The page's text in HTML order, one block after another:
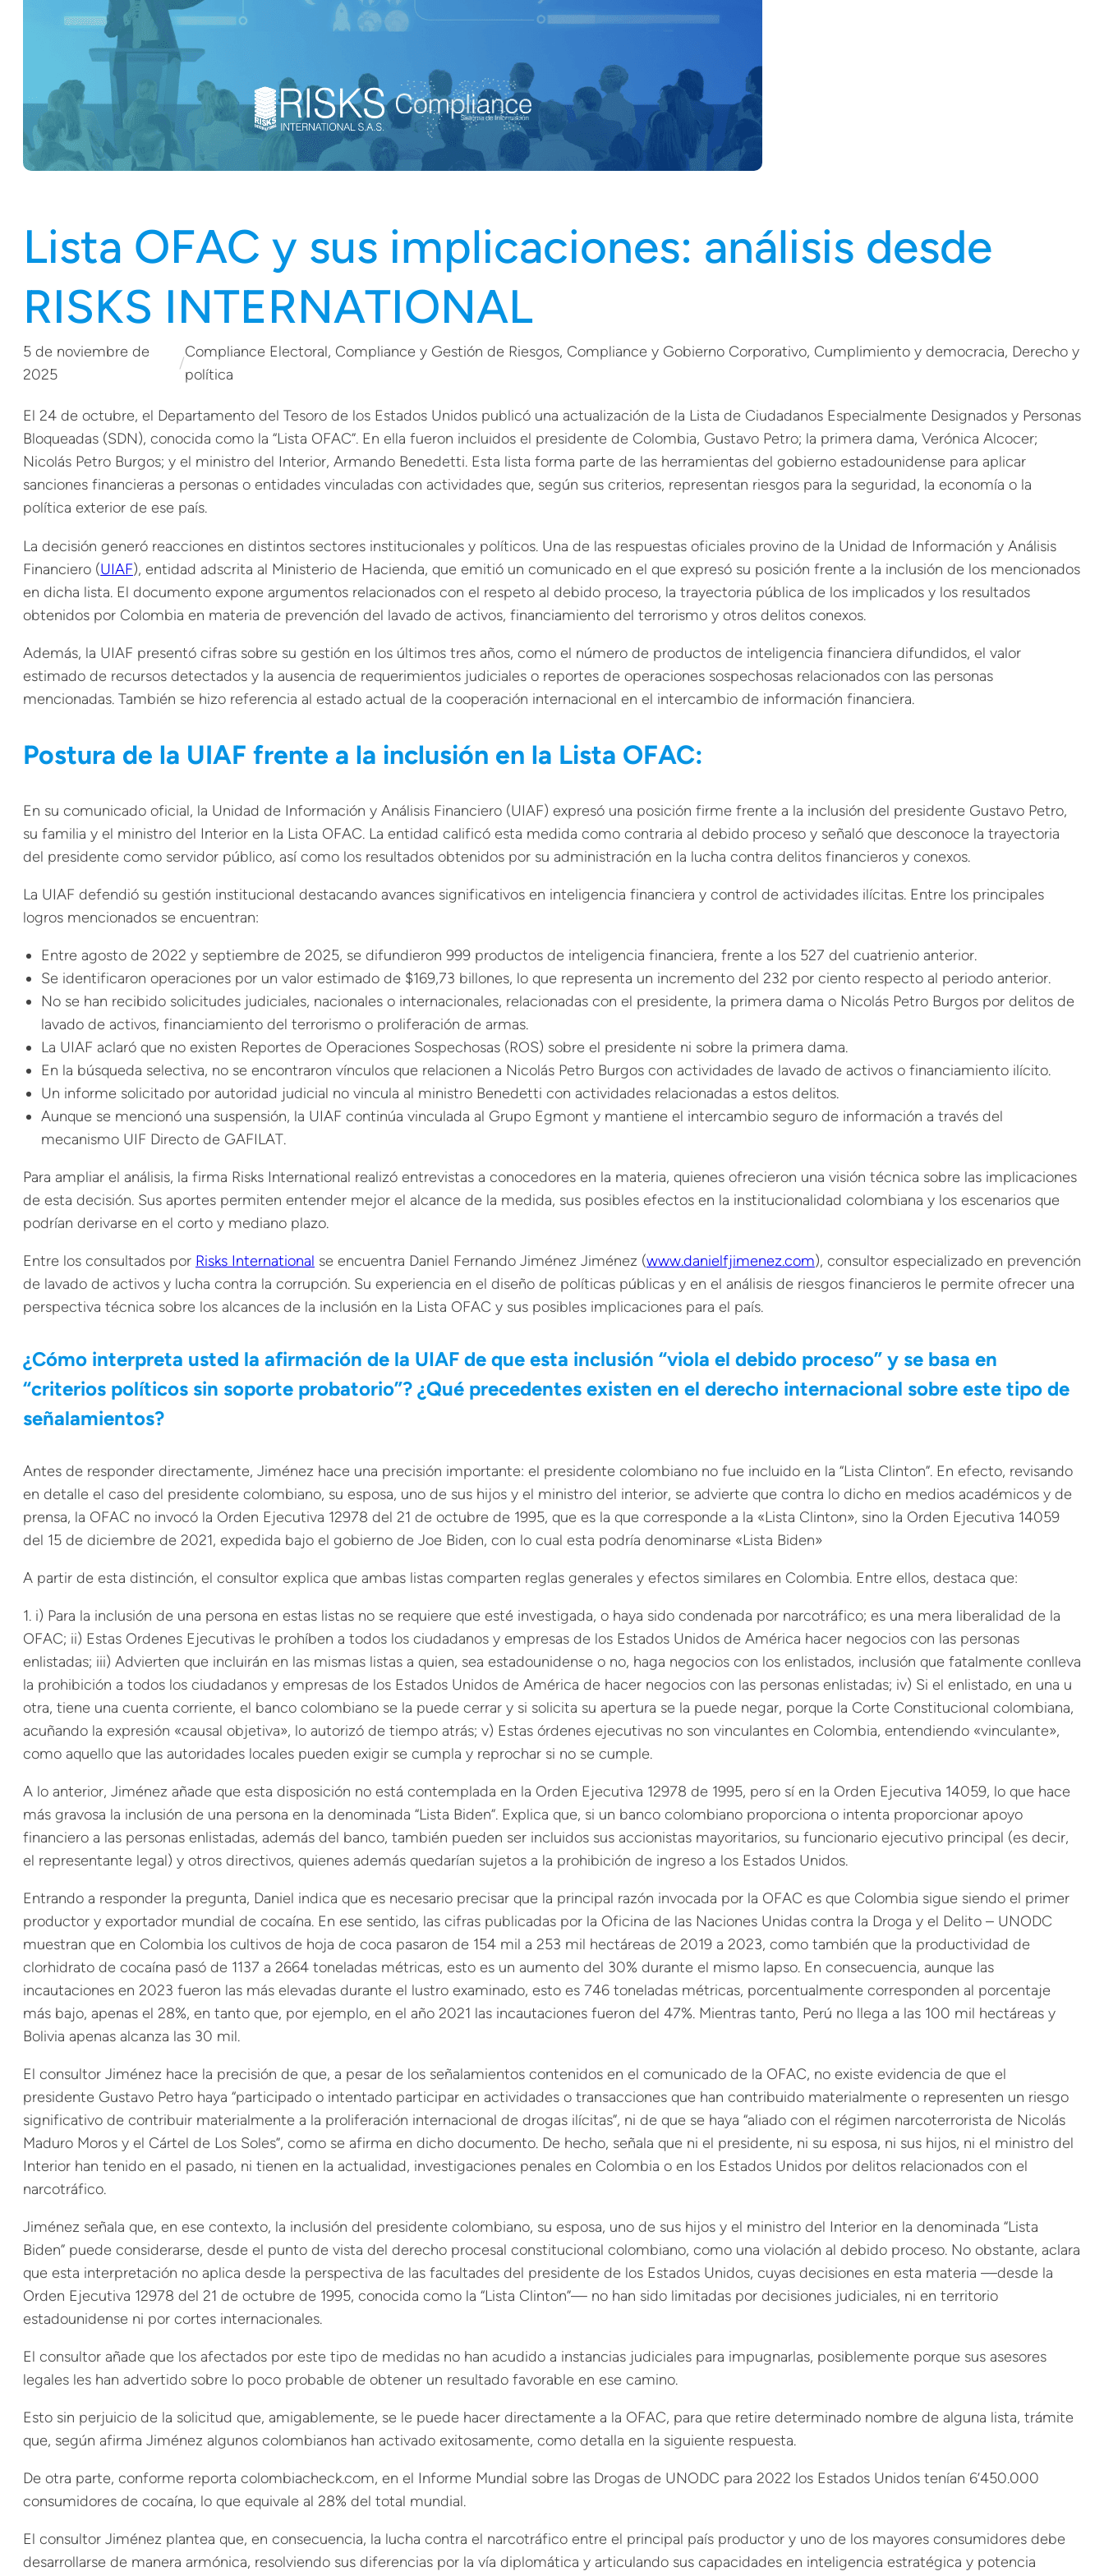
Lista OFAC y sus implicaciones: análisis desde
RISKS INTERNATIONAL
5 de noviembre de
2025
/
Compliance Electoral, Compliance y Gestión de Riesgos, Compliance y Gobierno Corporativo, Cumplimiento y democracia, Derecho y
política
El 24 de octubre, el Departamento del Tesoro de los Estados Unidos publicó una actualización de la Lista de Ciudadanos Especialmente Designados y Personas
Bloqueadas (SDN), conocida como la “Lista OFAC”. En ella fueron incluidos el presidente de Colombia, Gustavo Petro; la primera dama, Verónica Alcocer;
Nicolás Petro Burgos; y el ministro del Interior, Armando Benedetti. Esta lista forma parte de las herramientas del gobierno estadounidense para aplicar
sanciones financieras a personas o entidades vinculadas con actividades que, según sus criterios, representan riesgos para la seguridad, la economía o la
política exterior de ese país.
La decisión generó reacciones en distintos sectores institucionales y políticos. Una de las respuestas oficiales provino de la Unidad de Información y Análisis
Financiero (UIAF), entidad adscrita al Ministerio de Hacienda, que emitió un comunicado en el que expresó su posición frente a la inclusión de los mencionados
en dicha lista. El documento expone argumentos relacionados con el respeto al debido proceso, la trayectoria pública de los implicados y los resultados
obtenidos por Colombia en materia de prevención del lavado de activos, financiamiento del terrorismo y otros delitos conexos.
Además, la UIAF presentó cifras sobre su gestión en los últimos tres años, como el número de productos de inteligencia financiera difundidos, el valor
estimado de recursos detectados y la ausencia de requerimientos judiciales o reportes de operaciones sospechosas relacionados con las personas
mencionadas. También se hizo referencia al estado actual de la cooperación internacional en el intercambio de información financiera.
Postura de la UIAF frente a la inclusión en la Lista OFAC:
En su comunicado oficial, la Unidad de Información y Análisis Financiero (UIAF) expresó una posición firme frente a la inclusión del presidente Gustavo Petro,
su familia y el ministro del Interior en la Lista OFAC. La entidad calificó esta medida como contraria al debido proceso y señaló que desconoce la trayectoria
del presidente como servidor público, así como los resultados obtenidos por su administración en la lucha contra delitos financieros y conexos.
La UIAF defendió su gestión institucional destacando avances significativos en inteligencia financiera y control de actividades ilícitas. Entre los principales
logros mencionados se encuentran:
Entre agosto de 2022 y septiembre de 2025, se difundieron 999 productos de inteligencia financiera, frente a los 527 del cuatrienio anterior.
Se identificaron operaciones por un valor estimado de $169,73 billones, lo que representa un incremento del 232 por ciento respecto al periodo anterior.
No se han recibido solicitudes judiciales, nacionales o internacionales, relacionadas con el presidente, la primera dama o Nicolás Petro Burgos por delitos de
lavado de activos, financiamiento del terrorismo o proliferación de armas.
La UIAF aclaró que no existen Reportes de Operaciones Sospechosas (ROS) sobre el presidente ni sobre la primera dama.
En la búsqueda selectiva, no se encontraron vínculos que relacionen a Nicolás Petro Burgos con actividades de lavado de activos o financiamiento ilícito.
Un informe solicitado por autoridad judicial no vincula al ministro Benedetti con actividades relacionadas a estos delitos.
Aunque se mencionó una suspensión, la UIAF continúa vinculada al Grupo Egmont y mantiene el intercambio seguro de información a través del
mecanismo UIF Directo de GAFILAT.
Para ampliar el análisis, la firma Risks International realizó entrevistas a conocedores en la materia, quienes ofrecieron una visión técnica sobre las implicaciones
de esta decisión. Sus aportes permiten entender mejor el alcance de la medida, sus posibles efectos en la institucionalidad colombiana y los escenarios que
podrían derivarse en el corto y mediano plazo.
Entre los consultados por Risks International se encuentra Daniel Fernando Jiménez Jiménez (www.danielfjimenez.com), consultor especializado en prevención
de lavado de activos y lucha contra la corrupción. Su experiencia en el diseño de políticas públicas y en el análisis de riesgos financieros le permite ofrecer una
perspectiva técnica sobre los alcances de la inclusión en la Lista OFAC y sus posibles implicaciones para el país.
¿Cómo interpreta usted la afirmación de la UIAF de que esta inclusión “viola el debido proceso” y se basa en
“criterios políticos sin soporte probatorio”? ¿Qué precedentes existen en el derecho internacional sobre este tipo de
señalamientos?
Antes de responder directamente, Jiménez hace una precisión importante: el presidente colombiano no fue incluido en la “Lista Clinton”. En efecto, revisando
en detalle el caso del presidente colombiano, su esposa, uno de sus hijos y el ministro del interior, se advierte que contra lo dicho en medios académicos y de
prensa, la OFAC no invocó la Orden Ejecutiva 12978 del 21 de octubre de 1995, que es la que corresponde a la «Lista Clinton», sino la Orden Ejecutiva 14059
del 15 de diciembre de 2021, expedida bajo el gobierno de Joe Biden, con lo cual esta podría denominarse «Lista Biden»
A partir de esta distinción, el consultor explica que ambas listas comparten reglas generales y efectos similares en Colombia. Entre ellos, destaca que:
1. i) Para la inclusión de una persona en estas listas no se requiere que esté investigada, o haya sido condenada por narcotráfico; es una mera liberalidad de la
OFAC; ii) Estas Ordenes Ejecutivas le prohíben a todos los ciudadanos y empresas de los Estados Unidos de América hacer negocios con las personas
enlistadas; iii) Advierten que incluirán en las mismas listas a quien, sea estadounidense o no, haga negocios con los enlistados, inclusión que fatalmente conlleva
la prohibición a todos los ciudadanos y empresas de los Estados Unidos de América de hacer negocios con las personas enlistadas; iv) Si el enlistado, en una u
otra, tiene una cuenta corriente, el banco colombiano se la puede cerrar y si solicita su apertura se la puede negar, porque la Corte Constitucional colombiana,
acuñando la expresión «causal objetiva», lo autorizó de tiempo atrás; v) Estas órdenes ejecutivas no son vinculantes en Colombia, entendiendo «vinculante»,
como aquello que las autoridades locales pueden exigir se cumpla y reprochar si no se cumple.
A lo anterior, Jiménez añade que esta disposición no está contemplada en la Orden Ejecutiva 12978 de 1995, pero sí en la Orden Ejecutiva 14059, lo que hace
más gravosa la inclusión de una persona en la denominada “Lista Biden”. Explica que, si un banco colombiano proporciona o intenta proporcionar apoyo
financiero a las personas enlistadas, además del banco, también pueden ser incluidos sus accionistas mayoritarios, su funcionario ejecutivo principal (es decir,
el representante legal) y otros directivos, quienes además quedarían sujetos a la prohibición de ingreso a los Estados Unidos.
Entrando a responder la pregunta, Daniel indica que es necesario precisar que la principal razón invocada por la OFAC es que Colombia sigue siendo el primer
productor y exportador mundial de cocaína. En ese sentido, las cifras publicadas por la Oficina de las Naciones Unidas contra la Droga y el Delito – UNODC
muestran que en Colombia los cultivos de hoja de coca pasaron de 154 mil a 253 mil hectáreas de 2019 a 2023, como también que la productividad de
clorhidrato de cocaína pasó de 1137 a 2664 toneladas métricas, esto es un aumento del 30% durante el mismo lapso. En consecuencia, aunque las
incautaciones en 2023 fueron las más elevadas durante el lustro examinado, esto es 746 toneladas métricas, porcentualmente corresponden al porcentaje
más bajo, apenas el 28%, en tanto que, por ejemplo, en el año 2021 las incautaciones fueron del 47%. Mientras tanto, Perú no llega a las 100 mil hectáreas y
Bolivia apenas alcanza las 30 mil.
El consultor Jiménez hace la precisión de que, a pesar de los señalamientos contenidos en el comunicado de la OFAC, no existe evidencia de que el
presidente Gustavo Petro haya “participado o intentado participar en actividades o transacciones que han contribuido materialmente o representen un riesgo
significativo de contribuir materialmente a la proliferación internacional de drogas ilícitas”, ni de que se haya “aliado con el régimen narcoterrorista de Nicolás
Maduro Moros y el Cártel de Los Soles”, como se afirma en dicho documento. De hecho, señala que ni el presidente, ni su esposa, ni sus hijos, ni el ministro del
Interior han tenido en el pasado, ni tienen en la actualidad, investigaciones penales en Colombia o en los Estados Unidos por delitos relacionados con el
narcotráfico.
Jiménez señala que, en ese contexto, la inclusión del presidente colombiano, su esposa, uno de sus hijos y el ministro del Interior en la denominada “Lista
Biden” puede considerarse, desde el punto de vista del derecho procesal constitucional colombiano, como una violación al debido proceso. No obstante, aclara
que esta interpretación no aplica desde la perspectiva de las facultades del presidente de los Estados Unidos, cuyas decisiones en esta materia —desde la
Orden Ejecutiva 12978 del 21 de octubre de 1995, conocida como la “Lista Clinton”— no han sido limitadas por decisiones judiciales, ni en territorio
estadounidense ni por cortes internacionales.
El consultor añade que los afectados por este tipo de medidas no han acudido a instancias judiciales para impugnarlas, posiblemente porque sus asesores
legales les han advertido sobre lo poco probable de obtener un resultado favorable en ese camino.
Esto sin perjuicio de la solicitud que, amigablemente, se le puede hacer directamente a la OFAC, para que retire determinado nombre de alguna lista, trámite
que, según afirma Jiménez algunos colombianos han activado exitosamente, como detalla en la siguiente respuesta.
De otra parte, conforme reporta colombiacheck.com, en el Informe Mundial sobre las Drogas de UNODC para 2022 los Estados Unidos tenían 6’450.000
consumidores de cocaína, lo que equivale al 28% del total mundial.
El consultor Jiménez plantea que, en consecuencia, la lucha contra el narcotráfico entre el principal país productor y uno de los mayores consumidores debe
desarrollarse de manera armónica, resolviendo sus diferencias por la vía diplomática y articulando sus capacidades en inteligencia estratégica y potencia